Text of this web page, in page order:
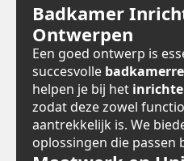
Badkamer
Ontwerpen
Een goed ontwerp is
succesvolle
helpen je bij het
zodat deze zowel
aantrekkelijk is. We
oplossingen die passen